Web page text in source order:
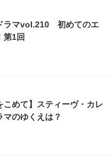
ラマvol.210 初めてのエ
第1回
こめて】スティーヴ・カレ
マのゆくえは？